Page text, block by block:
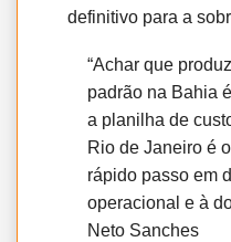
definitivo para a
“Achar que
padrão na Bahia
a planilha de
Rio de Janeiro é
rápido passo em
operacional e à
Neto Sanches